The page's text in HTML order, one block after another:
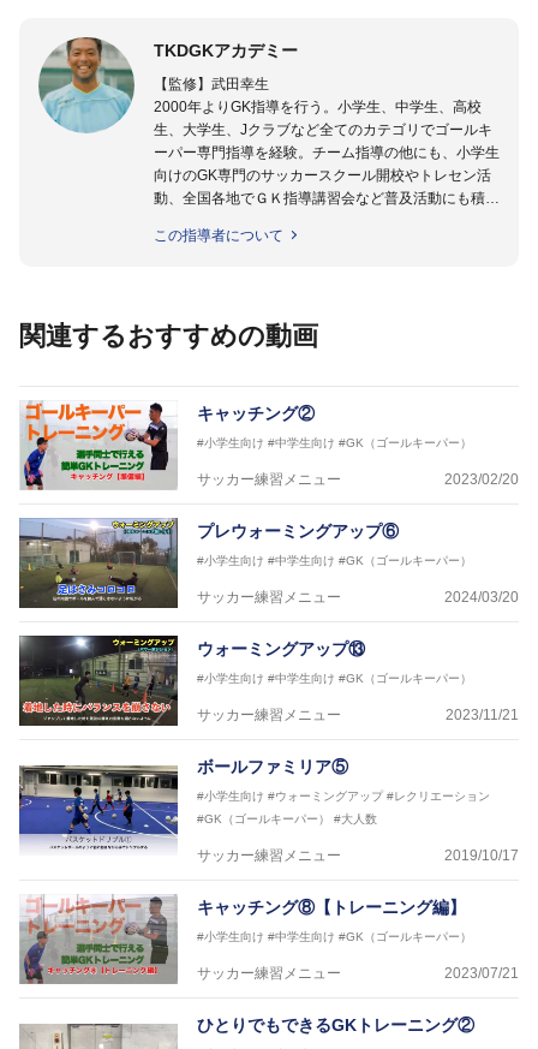
TKDGKアカデミー
【監修】武田幸生
2000年よりGK指導を行う。小学生、中学生、高校
生、大学生、Jクラブなど全てのカテゴリでゴールキ
ーパー専門指導を経験。チーム指導の他にも、小学生
向けのGK専門のサッカースクール開校やトレセン活
動、全国各地でＧＫ指導講習会など普及活動にも積極
り口」にいる選手から「プロ選手」まで指導する日本
【指導ライセンス】日本サッカー協会公認Ｂ級・日本
この指導者について
関連するおすすめの動画
キャッチング②
#小学生向け #中学生向け #GK（ゴールキーパー）
サッカー練習メニュー 2023/02/20
プレウォーミングアップ⑥
#小学生向け #中学生向け #GK（ゴールキーパー）
サッカー練習メニュー 2024/03/20
ウォーミングアップ⑬
#小学生向け #中学生向け #GK（ゴールキーパー）
サッカー練習メニュー 2023/11/21
ボールファミリア⑤
#小学生向け #ウォーミングアップ #レクリエーション
#GK（ゴールキーパー）
#大人数
サッカー練習メニュー 2019/10/17
キャッチング⑧【トレーニング編】
#小学生向け #中学生向け #GK（ゴールキーパー）
サッカー練習メニュー 2023/07/21
ひとりでもできるGKトレーニング②